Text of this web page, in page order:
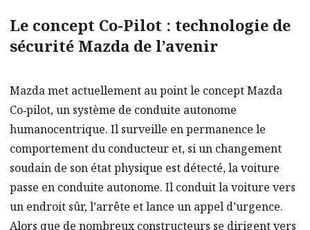
Le concept Co-Pilot : technologie de
sécurité Mazda de l’avenir
Mazda met actuellement au point le concept Mazda
Co‑pilot, un système de conduite autonome
humanocentrique. Il surveille en permanence le
comportement du conducteur et, si un changement
soudain de son état physique est détecté, la voiture
passe en conduite autonome. Il conduit la voiture vers
un endroit sûr, l’arrête et lance un appel d’urgence.
Alors que de nombreux constructeurs se dirigent vers